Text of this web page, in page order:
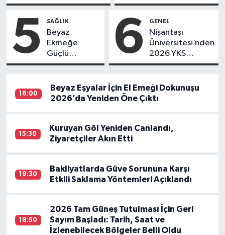
verileri
Zirvenin Yeni
Çekti
5 SAĞLIK
Beyaz
Ekmeğe
Güçlü
Alternatif:
Çavdar
Ekmeği
Ediliyor?
6 GENEL
Nişantaşı
Üniversitesi’nden
2026 YKS
Adaylarına Çifte
Ücret ve
Kesintisiz Burs
16:00
Beyaz Eşyalar İçin El Emeği Dokunuşu
2026’da Yeniden Öne Çıktı
15:30
Kuruyan Göl Yeniden Canlandı,
Ziyaretçiler Akın Etti
19:30
Bakliyatlarda Güve Sorununa Karşı
Etkili Saklama Yöntemleri Açıklandı
18:50
2026 Tam Güneş Tutulması İçin Geri
Sayım Başladı: Tarih, Saat ve
İzlenebilecek Bölgeler Belli Oldu